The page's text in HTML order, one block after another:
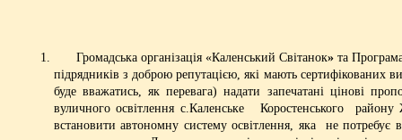
Громадська організація «Каленський Світанок»та
підрядників з доброю репутацією, які мають сертифікованих
буде вважатись, як перевага) надати запечатані цінові
вуличного освітлення с.Каленське Коростенського району
встановити автономну систему освітлення, яка не потребує